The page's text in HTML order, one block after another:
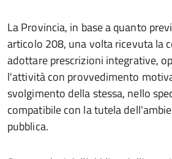
La Provincia, in base a quanto
articolo 208, una volta ricevuta la
adottare prescrizioni integrative,
l'attività con provvedimento
svolgimento della stessa, nello
compatibile con la tutela
pubblica.